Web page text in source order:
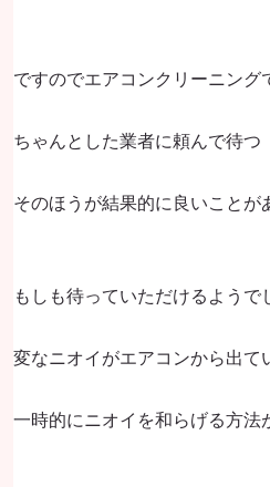
ですのでエアコンクリーニン
ちゃんとした業者に頼んで待つ
そのほうが結果的に良いことが
もしも待っていただけるようで
変なニオイがエアコンから出て
一時的にニオイを和らげる方法